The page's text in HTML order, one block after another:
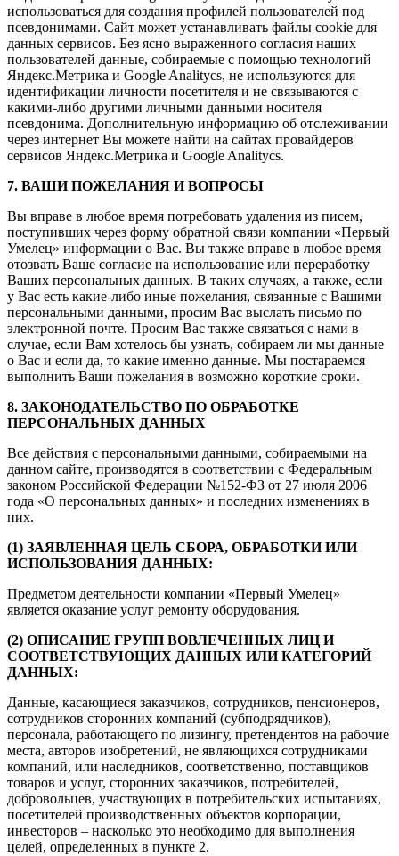
использоваться для создания профилей пользователей под
псевдонимами. Сайт может устанавливать файлы cookie для
данных сервисов. Без ясно выраженного согласия наших
пользователей данные, собираемые с помощью технологий
Яндекс.Метрика и Google Analitycs, не используются для
идентификации личности посетителя и не связываются с
какими-либо другими личными данными носителя
псевдонима. Дополнительную информацию об отслеживании
через интернет Вы можете найти на сайтах провайдеров
сервисов Яндекс.Метрика и Google Analitycs.
7. ВАШИ ПОЖЕЛАНИЯ И ВОПРОСЫ
Вы вправе в любое время потребовать удаления из писем,
поступивших через форму обратной связи компании «Первый
Умелец» информации о Вас. Вы также вправе в любое время
отозвать Ваше согласие на использование или переработку
Ваших персональных данных. В таких случаях, а также, если
у Вас есть какие-либо иные пожелания, связанные с Вашими
персональными данными, просим Вас выслать письмо по
электронной почте. Просим Вас также связаться с нами в
случае, если Вам хотелось бы узнать, собираем ли мы данные
о Вас и если да, то какие именно данные. Мы постараемся
выполнить Ваши пожелания в возможно короткие сроки.
8. ЗАКОНОДАТЕЛЬСТВО ПО ОБРАБОТКЕ
ПЕРСОНАЛЬНЫХ ДАННЫХ
Все действия с персональными данными, собираемыми на
данном сайте, производятся в соответствии с Федеральным
законом Российской Федерации №152-ФЗ от 27 июля 2006
года «О персональных данных» и последних изменениях в
них.
(1) ЗАЯВЛЕННАЯ ЦЕЛЬ СБОРА, ОБРАБОТКИ ИЛИ
ИСПОЛЬЗОВАНИЯ ДАННЫХ:
Предметом деятельности компании «Первый Умелец»
является оказание услуг ремонту оборудования.
(2) ОПИСАНИЕ ГРУПП ВОВЛЕЧЕННЫХ ЛИЦ И
СООТВЕТСТВУЮЩИХ ДАННЫХ ИЛИ КАТЕГОРИЙ
ДАННЫХ:
Данные, касающиеся заказчиков, сотрудников, пенсионеров,
сотрудников сторонних компаний (субподрядчиков),
персонала, работающего по лизингу, претендентов на рабочие
места, авторов изобретений, не являющихся сотрудниками
компаний, или наследников, соответственно, поставщиков
товаров и услуг, сторонних заказчиков, потребителей,
добровольцев, участвующих в потребительских испытаниях,
посетителей производственных объектов корпорации,
инвесторов – насколько это необходимо для выполнения
целей, определенных в пункте 2.